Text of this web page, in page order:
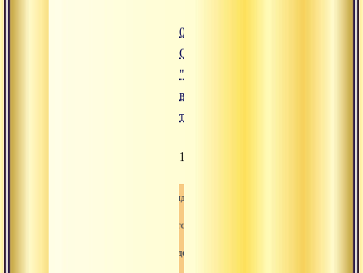
01.02.2016
Сатсанг
"Различные
виды
тапаса"
1594
Видео
Сатсанг
Свами-вишнудевананда-гири